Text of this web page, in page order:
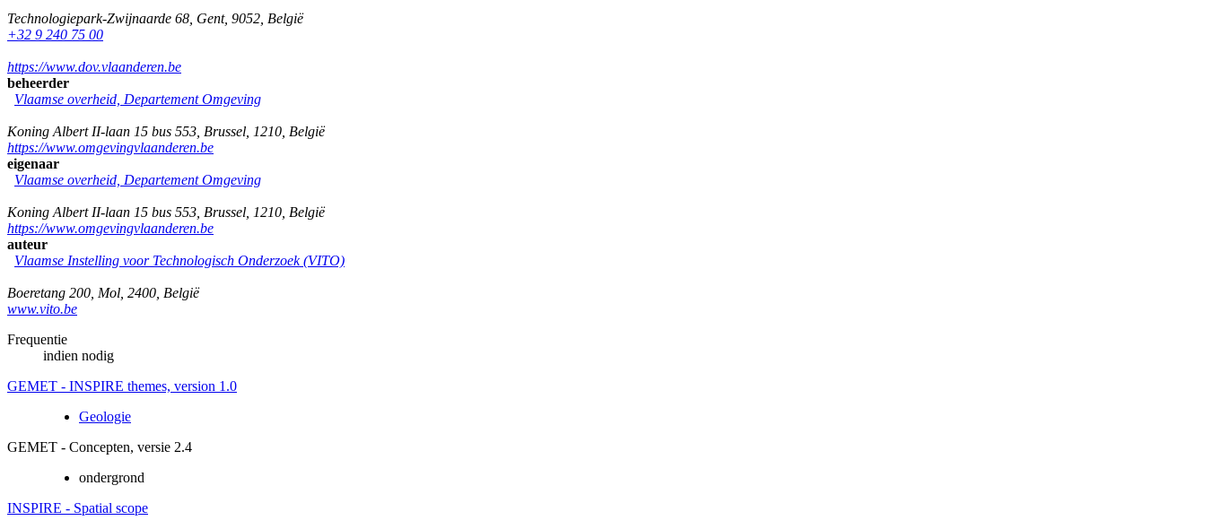
Technologiepark-Zwijnaarde 68 Gent, 9052 België
+32 9 240 75 00
https://www.dov.vlaanderen.be
beheerder
Vlaamse overheid, Departement Omgeving
Koning Albert II-laan 15 bus 553 Brussel 1210 België
https://www.omgevingvlaanderen.be
eigenaar
Vlaamse overheid, Departement Omgeving
Koning Albert II-laan 15 bus 553 Brussel 1210 België
https://www.omgevingvlaanderen.be
auteur
Vlaamse Instelling voor Technologisch Onderzoek (VITO)
Boeretang 200 Mol 2400 België
www.vito.be
Frequentie
indien nodig
GEMET - INSPIRE themes, version 1.0
Geologie
GEMET - Concepten, versie 2.4
ondergrond
INSPIRE - Spatial scope